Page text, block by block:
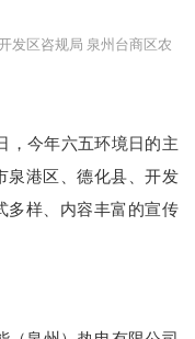
发区咨规局 泉州台商区农
今年六五环境日的主
泉港区、德化县、开发
多样、内容丰富的宣传